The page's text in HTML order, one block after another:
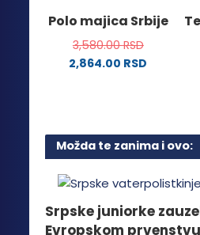
stranici
proizvoda.
Polo majica Srbije
3,580.00RSD
2,864.00 RSD
više
varijanti.
mogu
biti
izabrane
Možda te zanima i ovo:
Srpske juniorke
Evropskom prvenstvu